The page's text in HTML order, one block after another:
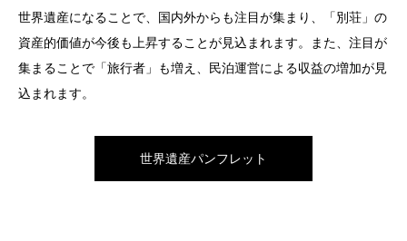
世界遺産になることで、国内外からも注目が集まり、「別荘」の
資産的価値が今後も上昇することが見込まれます。また、注目が
集まることで「旅行者」も増え、民泊運営による収益の増加が見
込まれます。
世界遺産パンフレット
ズミ、イシカワガエルなど固有種や絶滅危惧種が多く存在してい
ます。また、島唄や八月踊り、神へ祈る伝統行事、郷土料理など
の独自の文化と、来訪者「まれびと（稀人）」を歓迎しもてなす
文化があります。さらに奄美群島の徳之島、与論島、沖永良部
ングやダイビング、グラスボート、パラグライダーなどのアクテ
8月：80.0％
9月：65.5％
※2021年9月11日時点
※別荘の稼働率をお約束するものではございません。参考データ
沖縄と比較すると、奄美大島はまだまだ観光地化されておらず、